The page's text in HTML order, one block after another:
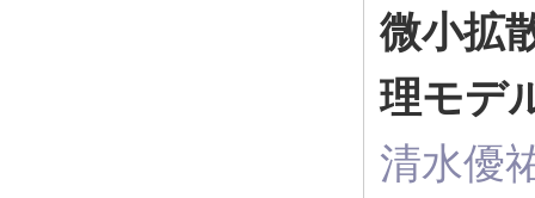
微小拡
理モデ
清水優